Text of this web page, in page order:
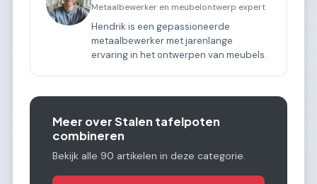
Metaalbewerker en meubelontwerp expert
Hendrik is een gepassioneerde
metaalbewerker met jarenlange
ervaring in het ontwerpen van meubels.
Meer over Stalen tafelpoten
combineren
Bekijk alle 90 artikelen in deze categorie.